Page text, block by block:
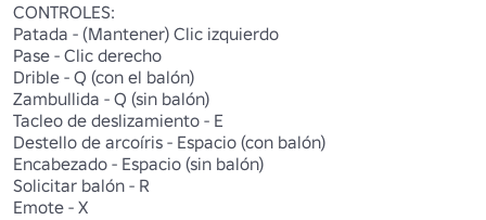
CONTROLES:
Patada - (Mantener) Clic izquierdo
Pase - Clic derecho
Drible - Q (con el balón)
Zambullida - Q (sin balón)
Tacleo de deslizamiento - E
Destello de arcoíris - Espacio (con balón)
Encabezado - Espacio (sin balón)
Solicitar balón - R
Emote - X